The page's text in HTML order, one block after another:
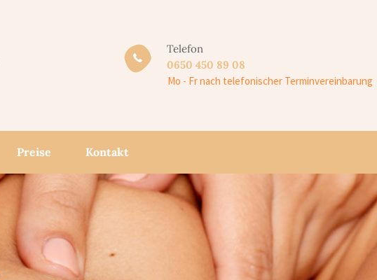
Telefon
0650 450 89 08
Mo - Fr nach telefonischer Terminvereinbarung
Preise Kontakt